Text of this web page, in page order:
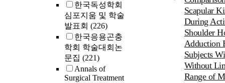
한국독성학회
심포지움 및 학술
발표회 (226)
한국응용곤충
학회 학술대회논
문집 (221)
Annals of
Surgical Treatment
increased
serum,
a long
the body
adsorption.
together, we
the use of HA
the surface of
in order to
ecosystem
organic carbon
distribution in
densiflora
Namsan, Seoul
Metropolitan
Results: The
Scapular
During
Shoulder
Adduction
Subjects
Without
Range of